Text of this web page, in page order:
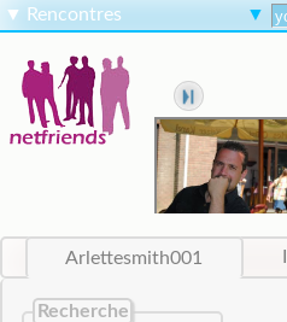
▼ Rencontres ▼
Arlettesmith001
Recherche